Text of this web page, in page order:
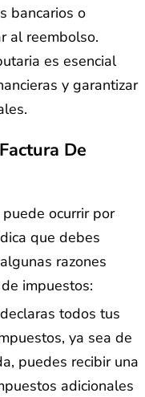
bancarios o
al reembolso.
es esencial
y garantizar
De
ocurrir por
que debes
razones
impuestos:
todos tus
ya sea de
puedes recibir una
adicionales